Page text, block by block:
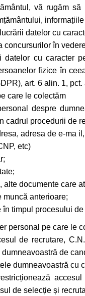
vă rugăm
datelor cu
concursurilor în
cu caracter
fizice în
art. 6 alin. 1, pct.
care le colectăm
despre
cadrul procedurii de
adresa de e-ma
etc)
documente care
muncă anterioare;
timpul procesului
personal pe care le
de recrutare,
de
dumneavoastră cu
de selecție și